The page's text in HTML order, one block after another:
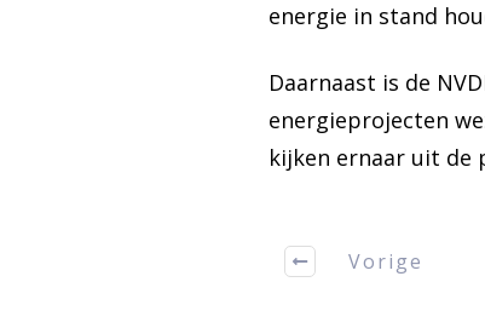
energie in stand
Daarnaast is de
energieprojecten
kijken ernaar uit de
Vorige